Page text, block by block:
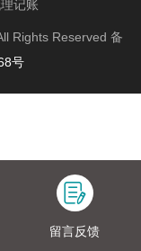
记账
Rights Reserved 备
号
留言反馈